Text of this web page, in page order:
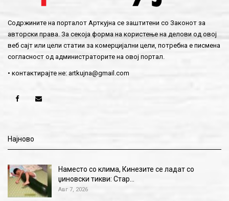
Содржините на порталот Арткујна се заштитени со Законот за
авторски права. За секоја форма на користење на делови од овој
веб сајт или цели статии за комерцијални цели, потребна е писмена
согласност од администраторите на овој портал.
• контактирајте не: artkujna@gmail.com
Најново
Наместо со клима, Кинезите се ладат со
џиновски тикви: Стар…
Авг 7, 2026